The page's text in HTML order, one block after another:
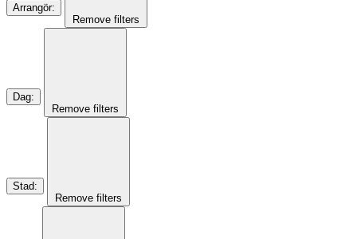
Arrangör:
Remove filters
Dag:
Remove filters
Stad:
Remove filters